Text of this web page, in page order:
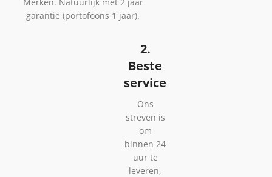
garantie (portofoons 1 jaar).
2.
Beste
service
Ons
streven is
om
binnen 24
uur te
leveren,